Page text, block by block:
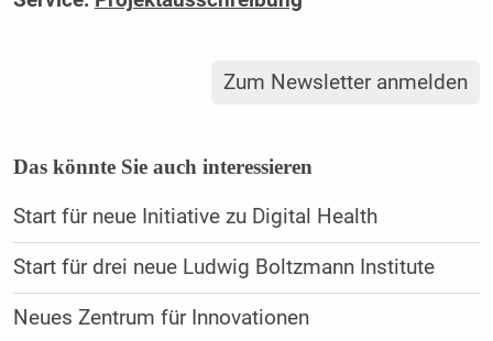
Zum Newsletter anmelden
Das könnte Sie auch interessieren
Start für neue Initiative zu Digital Health
Start für drei neue Ludwig Boltzmann Institute
Neues Zentrum für Innovationen